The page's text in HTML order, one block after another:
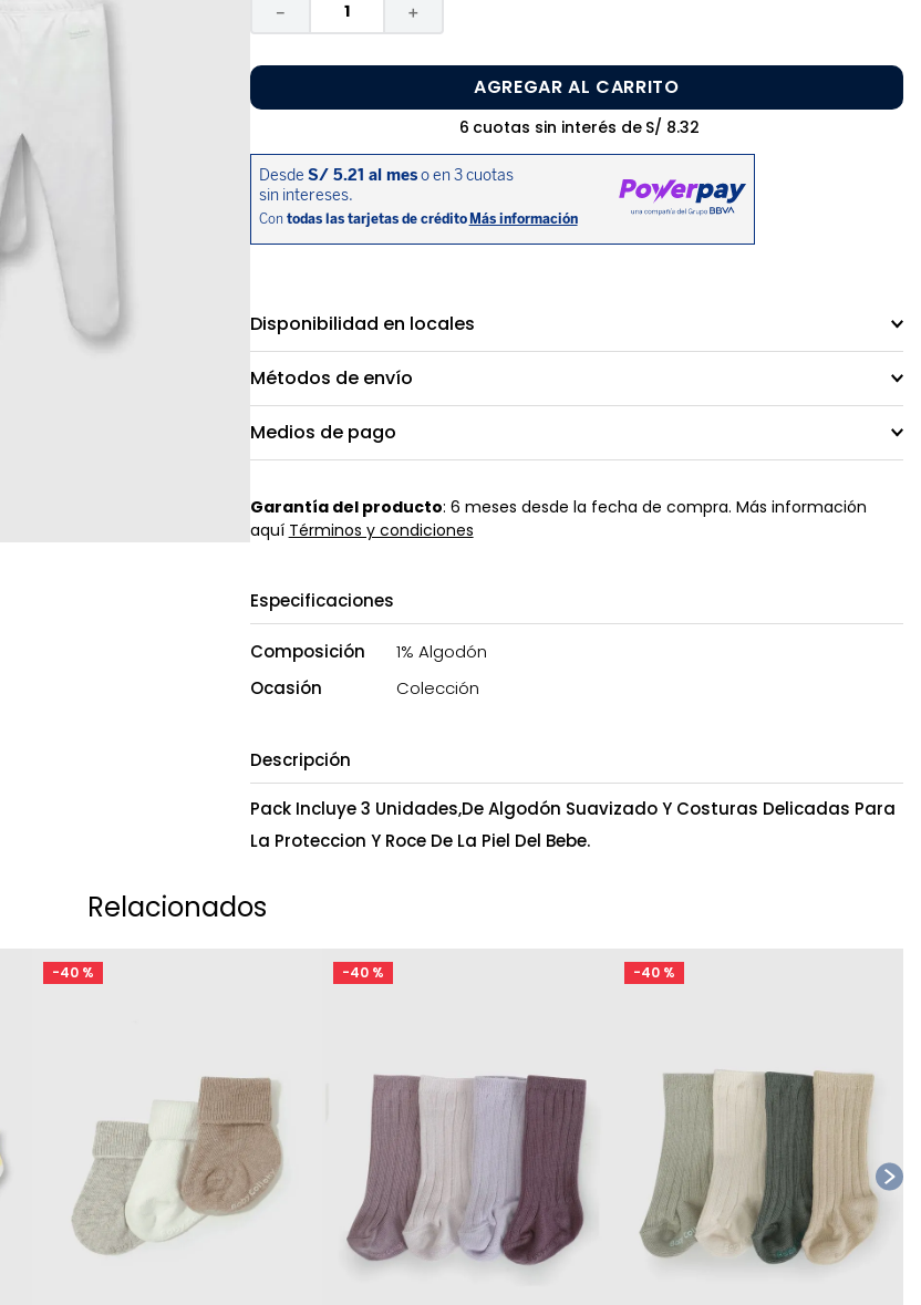
＋
－
AGREGAR AL CARRITO
6 cuotas sin interés de S/ 8.32
Disponibilidad en locales
Métodos de envío
Medios de pago
Garantía del producto: 6 meses desde la fecha de compra. Más información
aquí Términos y condiciones
Especificaciones
Composición
1% Algodón
Ocasión
Colección
Descripción
Pack Incluye 3 Unidades,De Algodón Suavizado Y Costuras Delicadas Para
La Proteccion Y Roce De La Piel Del Bebe.
Relacionados
-40 % -40 % -40 %